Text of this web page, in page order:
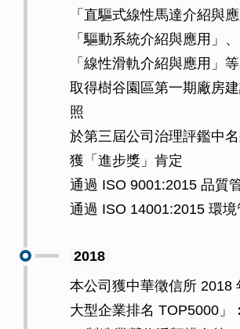
「直驅式線性馬達介紹與應
「驅動系統介紹與應用」、
「線性滑軌介紹與應用」
取得樹谷園區第一期廠房
照
於第三屆公司治理評鑑中
獲「進步獎」肯定
通過 ISO 9001:2015 品質
通過 ISO 14001:2015 環
2018
本公司獲中華徵信所 2018
大型企業排名 TOP5000」︰